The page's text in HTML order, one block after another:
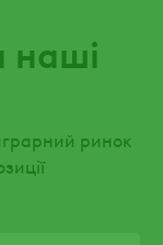
наші
ринок